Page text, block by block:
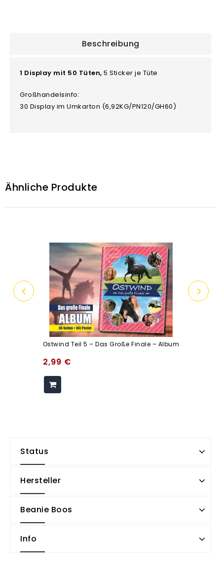
Beschreibung
1 Display mit 50 Tüten,5 Sticker je Tüte
Großhandelsinfo:
30 Display im Umkarton (6,92KG/PN120/GH60)
Ähnliche Produkte
Ostwind Teil 5 – Das Große Finale – Album
2,99 €
Status
Hersteller
Beanie Boos
Info